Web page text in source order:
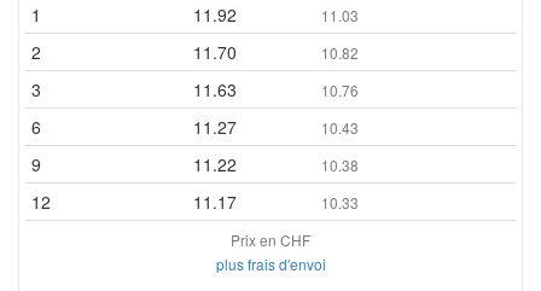
1 11.92 11.03
2 11.70 10.82
3 11.63 10.76
6 11.27 10.43
9 11.22 10.38
12 11.17
10.33
Prix en CHF
plus frais d'envoi